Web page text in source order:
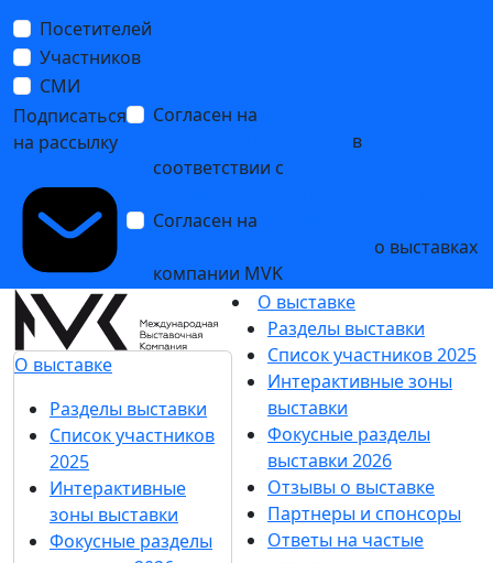
Посетителей
Участников
СМИ
Подписаться
на рассылку
Согласен на
в
соответствии с
Согласен на
о выставках
компании MVK
О выставке
Разделы выставки
Список участников
2025
Интерактивные
зоны выставки
Фокусные разделы
О выставке
Разделы выставки
Список участников 2025
Интерактивные зоны
выставки
Фокусные разделы
выставки 2026
Отзывы о выставке
Партнеры и спонсоры
Ответы на частые